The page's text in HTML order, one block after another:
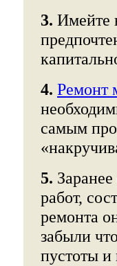
3. Имейте
4. Ремонт
самым
5.
работ,
ремонта
забыли
пустоты и